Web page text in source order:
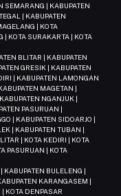
SEMARANG | KABUPATEN
| KABUPATEN
| KOTA
| KOTA SURAKARTA | KOTA
BLITAR | KABUPATEN
GRESIK | KABUPATEN
| KABUPATEN LAMONGAN
MAGETAN |
NGANJUK |
PASURUAN |
| KABUPATEN SIDOARJO |
| KABUPATEN TUBAN |
| KOTA KEDIRI | KOTA
PASURUAN | KOTA
KABUPATEN BULELENG |
KARANGASEM |
KOTA DENPASAR